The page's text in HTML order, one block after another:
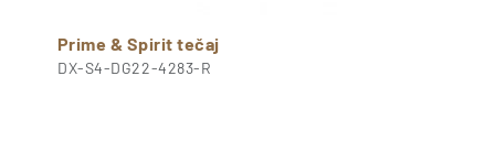
Prime & Spirit tečaj
DX-S4-DG22-4283-R